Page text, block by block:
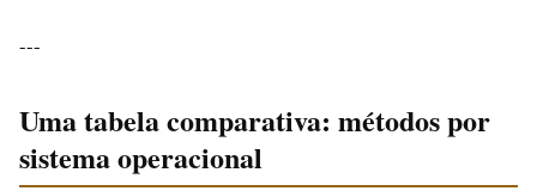
---
Uma tabela comparativa: métodos por
sistema operacional